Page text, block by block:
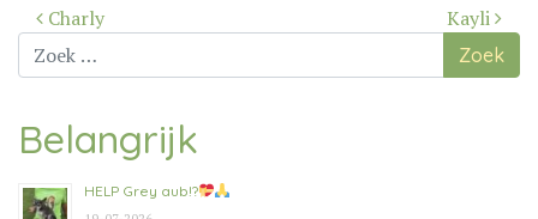
Bericht
navigatie
Charly
Kayli
Zoek
naar:
Belangrijk
HELP Grey aub!?